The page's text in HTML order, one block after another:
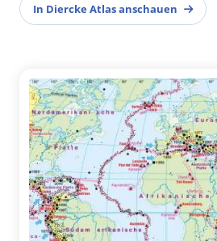
In Diercke Atlas anschauen